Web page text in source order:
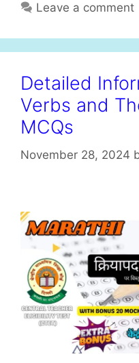
s
Leave a comment
Detailed
Verbs and
MCQs
November 28, 2024